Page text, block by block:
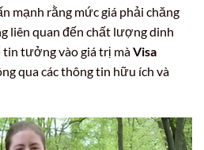
mạnh rằng mức giá phải chăng
liên quan đến chất lượng dinh
tin tưởng vào giá trị màVisa
qua các thông tin hữu ích và